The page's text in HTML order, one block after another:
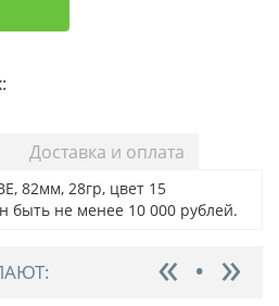
Доставка и оплата
82мм, 28гр, цвет 15
быть не менее 10 000 рублей.